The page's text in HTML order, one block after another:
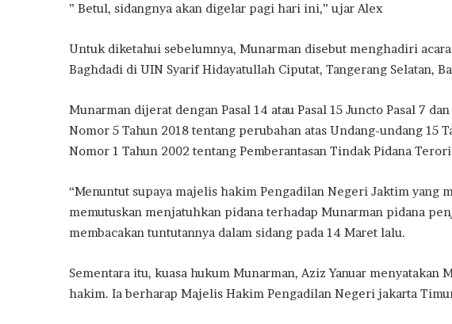
” Betul, sidangnya akan digelar pagi hari ini,” ujar Alex
Untuk diketahui sebelumnya, Munarman disebut menghadiri acara
Baghdadi di UIN Syarif Hidayatullah Ciputat, Tangerang Selatan,
Munarman dijerat dengan Pasal 14 atau Pasal 15 Juncto Pasal 7
Nomor 5 Tahun 2018 tentang perubahan atas Undang-undang 15
Nomor 1 Tahun 2002 tentang Pemberantasan Tindak Pidana
“Menuntut supaya majelis hakim Pengadilan Negeri Jaktim yang
memutuskan menjatuhkan pidana terhadap Munarman pidana
membacakan tuntutannya dalam sidang pada 14 Maret lalu.
Sementara itu, kuasa hukum Munarman, Aziz Yanuar menyatakan
hakim. Ia berharap Majelis Hakim Pengadilan Negeri jakarta